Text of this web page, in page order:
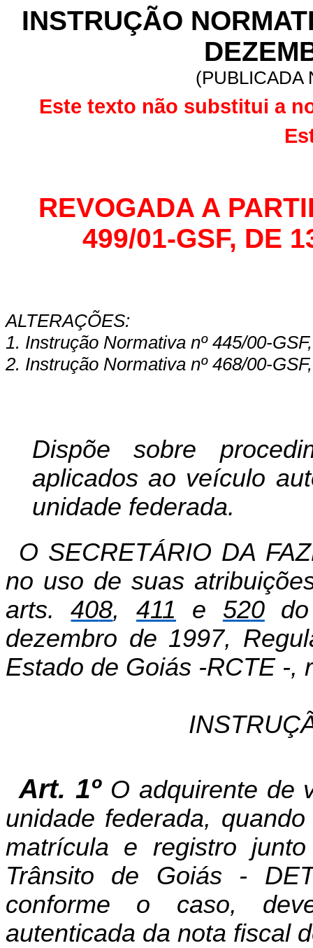
INSTRUÇÃO
(PUBLICADA
Este texto não substitui a
REVOGADA A
499/01-GSF, DE
ALTERAÇÕES:
1. Instrução Normativa nº 445/00-
2. Instrução Normativa nº 468/00-
Dispõe sobre
aplicados ao veículo
unidade federada.
O SECRETÁRIO DA
no uso de suas
arts.408, 411 e 520do
dezembro de 1997,
Estado de Goiás -RCTE -,
Art. 1º O adquirente de
unidade federada,
matrícula e registro
Trânsito de Goiás -
conforme o caso,
autenticada da nota fiscal